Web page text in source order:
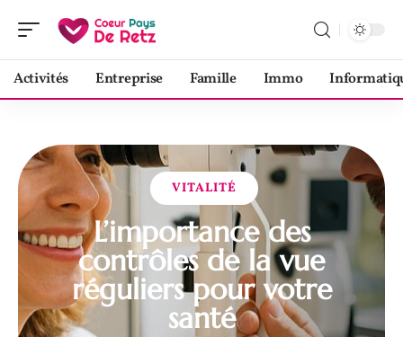
Activités Entreprise Famille Immo
VITALITÉ
L’importance des
contrôles de la vue
réguliers pour votre
santé